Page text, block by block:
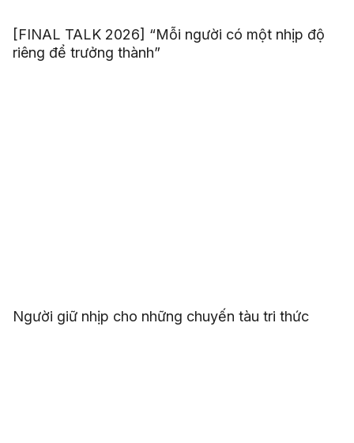
[FINAL TALK 2026] “Mỗi người có một nhịp độ
riêng để trưởng thành”
Người giữ nhịp cho những chuyến tàu tri thức